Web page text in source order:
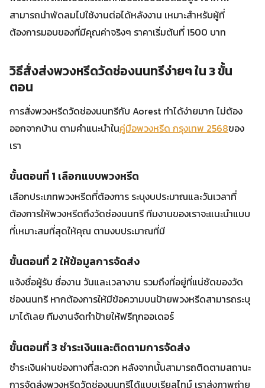
สามารถนำพัดลมไปใช้งานต่อได้หลังงาน เหมาะสำหรับผู้ที่
ต้องการมอบของที่มีคุณค่าจริงๆ ราคาเริ่มต้นที่ 1500 บาท
วิธีสั่งส่งพวงหรีดวัดช่องนนทรีง่ายๆ ใน 3 ขั้น
ตอน
การสั่งพวงหรีดวัดช่องนนทรีกับ Aorest ทำได้ง่ายมาก ไม่ต้อง
ออกจากบ้าน ตามคำแนะนำในคู่มือพวงหรีด กรุงเทพ 2568ของ
เรา
ขั้นตอนที่ 1 เลือกแบบพวงหรีด
เลือกประเภทพวงหรีดที่ต้องการ ระบุงบประมาณและวันเวลาที่
ต้องการให้พวงหรีดถึงวัดช่องนนทรี ทีมงานของเราจะแนะนำแบบ
ที่เหมาะสมที่สุดให้คุณ ตามงบประมาณที่มี
ขั้นตอนที่ 2 ให้ข้อมูลการจัดส่ง
แจ้งชื่อผู้รับ ชื่องาน วันและเวลางาน รวมถึงที่อยู่ที่แน่ชัดของวัด
ช่องนนทรี หากต้องการให้มีข้อความบนป้ายพวงหรีดสามารถระบุ
มาได้เลย ทีมงานจัดทำป้ายให้ฟรีทุกออเดอร์
ขั้นตอนที่ 3 ชำระเงินและติดตามการจัดส่ง
ชำระเงินผ่านช่องทางที่สะดวก หลังจากนั้นสามารถติดตามสถานะ
การจัดส่งพวงหรีดวัดช่องนนทรีได้แบบเรียลไทม์ เราส่งภาพถ่าย